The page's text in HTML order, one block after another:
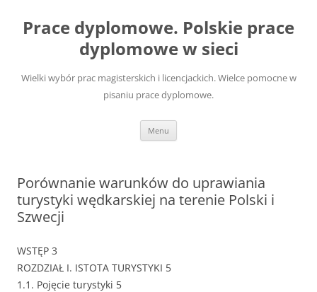
treści
Prace dyplomowe. Polskie prace
dyplomowe w sieci
Wielki wybór prac magisterskich i licencjackich. Wielce pomocne w
pisaniu prace dyplomowe.
Menu
Porównanie warunków do uprawiania
turystyki wędkarskiej na terenie Polski i
Szwecji
WSTĘP 3
ROZDZIAŁ I. ISTOTA TURYSTYKI 5
1.1. Pojęcie turystyki 5